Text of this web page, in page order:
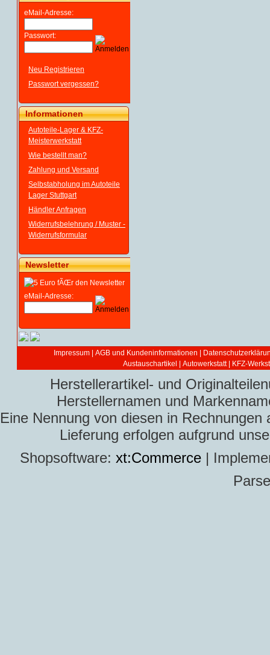
eMail-Adresse:
Passwort:
Neu Registrieren
Passwort vergessen?
Informationen
Autoteile-Lager & KFZ-
Meisterwerkstatt
Wie bestellt man?
Zahlung und Versand
Selbstabholung im Autoteile
Lager Stuttgart
Händler Anfragen
Widerrufsbelehrung / Muster -
Widerrufsformular
Newsletter
eMail-Adresse:
Impressum AGB und Kundeninformationen
Austauschartikel
Autowerkstatt | KFZ-
Herstellerartikel- und
Herstellernamen und
Eine Nennung von diesen in
Lieferung erfolgen aufgrund
Shopsoftware: xt:Commerce |